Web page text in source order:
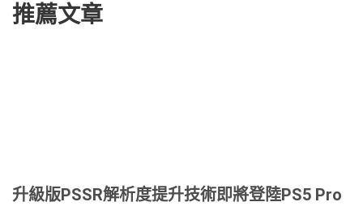
推薦文章
升級版PSSR解析度提升技術即將登陸PS5 Pro